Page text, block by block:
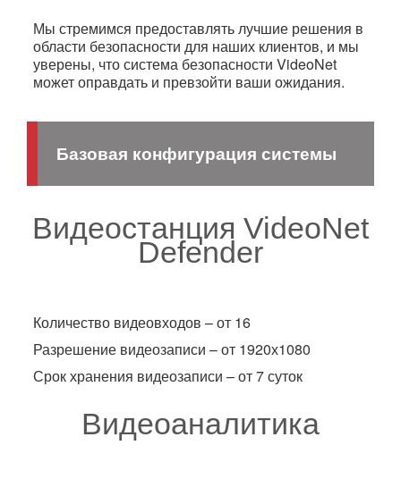
Мы стремимся предоставлять лучшие решения в
области безопасности для наших клиентов, и мы
уверены, что система безопасности VideoNet
может оправдать и превзойти ваши ожидания.
Базовая конфигурация системы
Видеостанция VideoNet
Defender
Количество видеовходов – от 16
Разрешение видеозаписи – от 1920х1080
Срок хранения видеозаписи – от 7 суток
Видеоаналитика